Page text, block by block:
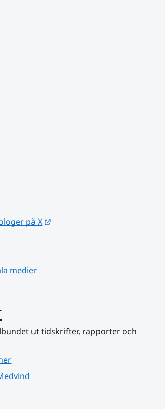
på X
medier
ut tidskrifter, rapporter och